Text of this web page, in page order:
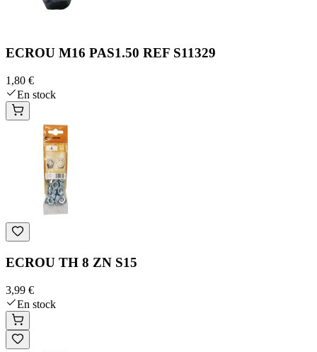
ECROU M16 PAS1.50 REF S11329
1,80 €
En stock
ECROU TH 8 ZN S15
3,99 €
En stock